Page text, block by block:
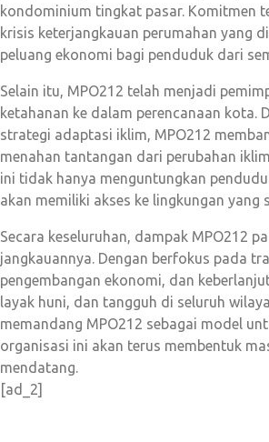
kondominium tingkat pasar. Komitmen
krisis keterjangkauan perumahan yang
peluang ekonomi bagi penduduk dari
Selain itu, MPO212 telah menjadi
ketahanan ke dalam perencanaan
strategi adaptasi iklim, MPO212
menahan tantangan dari perubahan
ini tidak hanya menguntungkan
akan memiliki akses ke lingkungan yang
Secara keseluruhan, dampak MPO212
jangkauannya. Dengan berfokus pada
pengembangan ekonomi, dan
layak huni, dan tangguh di seluruh
memandang MPO212 sebagai model
organisasi ini akan terus membentuk
mendatang.
[ad_2]